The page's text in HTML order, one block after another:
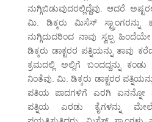
ನುಗ್ಗಿಬಿಡುವುದರಲ್ಲಿದ್ದೆವು. ಆದರೆ
ಮಿ. ಡಿಕ್ಕರು ಮಿಸೆಸ್
ನುಗ್ಗಿದುದರಿಂದ ನಾವು ಸ್ವಲ್ಪ
ಡಿಕ್ಕರು ಡಾಕ್ಟರರ ಪತ್ನಿಯನ್ನು ತಾವು
ಕ್ರಮದಲ್ಲಿ ಅಲ್ಲಿಗೆ ಬಂದದ್ದನ್ನು
ನಿಂತೆವು. ಮಿ. ಡಿಕ್ಕರು ಡಾಕ್ಟರರ
ಪತಿಯ ಪಾದಗಳಿಗೆ ಎರಗಿ ಏನನ್ನೋ
ಪತ್ನಿಯ ಎರಡು ಕೈಗಳನ್ನು